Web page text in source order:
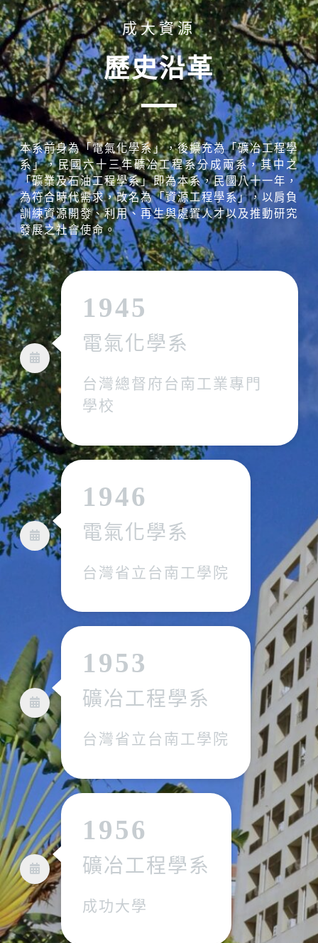
成大資源
歷史沿革
本系前身為「電氣化學系」，後擴充為「礦冶工程學
系」，民國六十三年礦冶工程系分成兩系，其中之
「礦業及石油工程學系」即為本系，民國八十一年，
為符合時代需求，改名為「資源工程學系」，以肩負
訓練資源開發、利用、再生與處置人才以及推動研究
發展之社會使命。
1945
電氣化學系
台灣總督府台南工業專門
學校
1946
電氣化學系
台灣省立台南工學院
1953
礦冶工程學系
台灣省立台南工學院
1956
礦冶工程學系
成功大學